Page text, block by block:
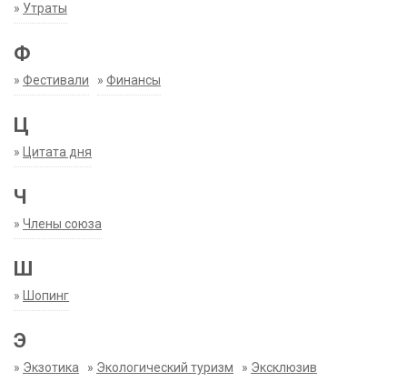
» Утраты
Ф
» Фестивали » Финансы
Ц
» Цитата дня
Ч
» Члены союза
Ш
» Шопинг
Э
» Экзотика » Экологический туризм » Эксклюзив